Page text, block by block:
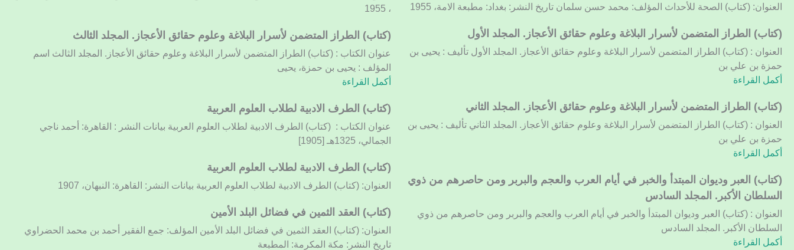
ان
من
سمى
ابن
تيمية
كافر
، 1955
العنوان: (كتاب) الصحة للأحداث المؤلف: محمد حسن سلمان تاريخ النشر: بغداد: مطبعة الامة، 1955
(كتاب) الطراز المتضمن لأسرار البلاغة وعلوم حقائق الأعجاز. المجلد الأول
العنوان : (كتاب) الطراز المتضمن لأسرار البلاغة وعلوم حقائق الأعجاز. المجلد الأول تأليف : يحيى بن
حمزة بن علي بن
أكمل القراءة
(كتاب)
الطراز
المتضمن
لأسرار
وعلوم
الأعجاز.
المجلد
(كتاب) الطراز المتضمن لأسرار البلاغة وعلوم حقائق الأعجاز. المجلد الثالث
عنوان الكتاب : (كتاب) الطراز المتضمن لأسرار البلاغة وعلوم حقائق الأعجاز. المجلد الثالث اسم
المؤلف : يحيى بن حمزة، يحيى
أكمل القراءة
(كتاب)
الطراز
لأسرار
وعلوم
الأعجاز.
المجلد
الثالث
(كتاب) الطراز المتضمن لأسرار البلاغة وعلوم حقائق الأعجاز. المجلد الثاني
العنوان : (كتاب) الطراز المتضمن لأسرار البلاغة وعلوم حقائق الأعجاز. المجلد الثاني تأليف : يحيى بن
حمزة بن علي بن
أكمل القراءة
(كتاب)
الطراز
المتضمن
لأسرار
وعلوم
حقائق
الأعجاز.
المجلد
الثاني
(كتاب) الطرف الادبية لطلاب العلوم العربية
عنوان الكتاب : (كتاب) الطرف الادبية لطلاب العلوم العربية بيانات النشر : القاهرة: أحمد ناجي
الجمالي، 1325هـ [1905]
(كتاب) الطرف الادبية لطلاب العلوم العربية
العنوان: (كتاب) الطرف الادبية لطلاب العلوم العربية بيانات النشر: القاهرة: النبهان، 1907
(كتاب) العبر وديوان المبتدأ والخبر في أيام العرب والعجم والبربر ومن حاصرهم من ذوي
السلطان الأكبر. المجلد السادس
العنوان : (كتاب) العبر وديوان المبتدأ والخبر في أيام العرب والعجم والبربر ومن حاصرهم من ذوي
السلطان الأكبر. المجلد السادس
أكمل القراءة
(كتاب)
العبر
المبتدأ
والخبر
(كتاب) العقد الثمين في فضائل البلد الأمين
العنوان: (كتاب) العقد الثمين في فضائل البلد الأمين المؤلف: جمع الفقير أحمد بن محمد الحضراوي
تاريخ النشر: مكة المكرمة: المطبعة
(كتاب)
العقد
الثمين